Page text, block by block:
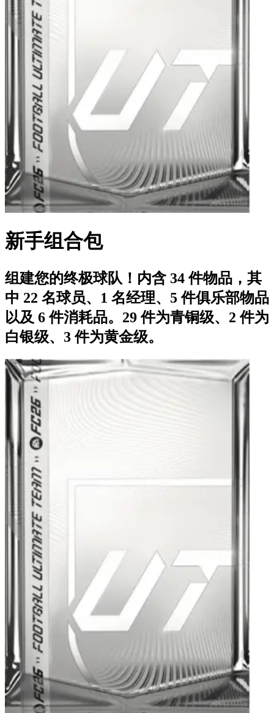
新手组合包
组建您的终极球队！内含 34 件物品，其
中 22 名球员、1 名经理、5 件俱乐部物品
以及 6 件消耗品。29 件为青铜级、2 件为
白银级、3 件为黄金级。